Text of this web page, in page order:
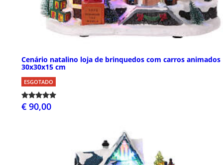
Cenário natalino loja de brinquedos com carros animados
30x30x15 cm
ESGOTADO
€ 90,00